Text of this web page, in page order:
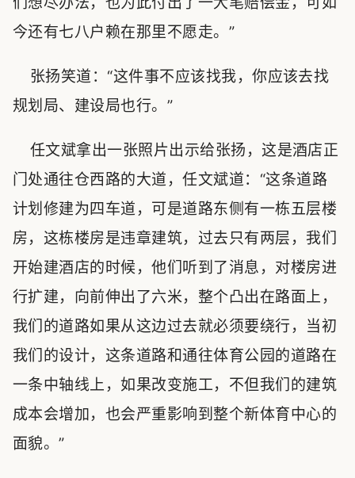
今还有七八户赖在那里不愿走。”
张扬笑道：“这件事不应该找我，你应该去找
规划局、建设局也行。”
任文斌拿出一张照片出示给张扬，这是酒店正
门处通往仓西路的大道，任文斌道：“这条道路
计划修建为四车道，可是道路东侧有一栋五层楼
房，这栋楼房是违章建筑，过去只有两层，我们
开始建酒店的时候，他们听到了消息，对楼房进
行扩建，向前伸出了六米，整个凸出在路面上，
我们的道路如果从这边过去就必须要绕行，当初
我们的设计，这条道路和通往体育公园的道路在
一条中轴线上，如果改变施工，不但我们的建筑
成本会增加，也会严重影响到整个新体育中心的
面貌。”